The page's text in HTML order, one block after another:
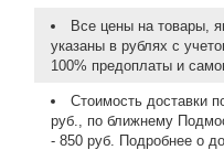
Все цены на товары,
указаны в рублях с
100% предоплаты и
Стоимость доставки
руб., по ближнему
- 850 руб. Подробнее о